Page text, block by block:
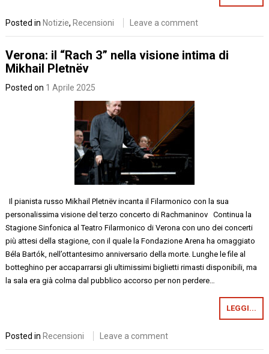
Posted in Notizie, Recensioni Leave a comment
Verona: il “Rach 3” nella visione intima di
Mikhail Pletnëv
Posted on 1 Aprile 2025
Il pianista russo Mikhail Pletnëv incanta il Filarmonico con la sua
personalissima visione del terzo concerto di Rachmaninov Continua la
Stagione Sinfonica al Teatro Filarmonico di Verona con uno dei concerti
più attesi della stagione, con il quale la Fondazione Arena ha omaggiato
Béla Bartók, nell’ottantesimo anniversario della morte. Lunghe le file al
botteghino per accaparrarsi gli ultimissimi biglietti rimasti disponibili, ma
la sala era già colma dal pubblico accorso per non perdere…
LEGGI...
Posted inRecensioni Leave a comment